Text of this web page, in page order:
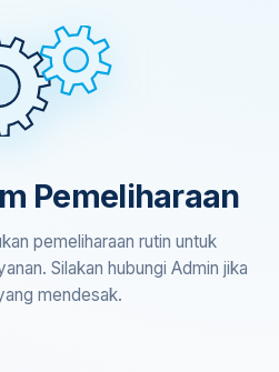
Pemeliharaan
pemeliharaan rutin untuk
Silakan hubungi Admin jika
mendesak.